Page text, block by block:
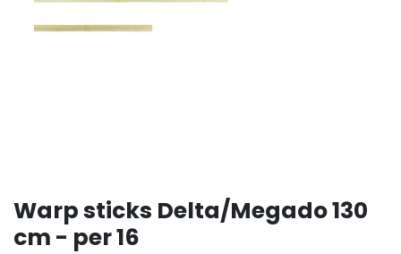
Warp sticks Delta/Megado 130
cm - per 16